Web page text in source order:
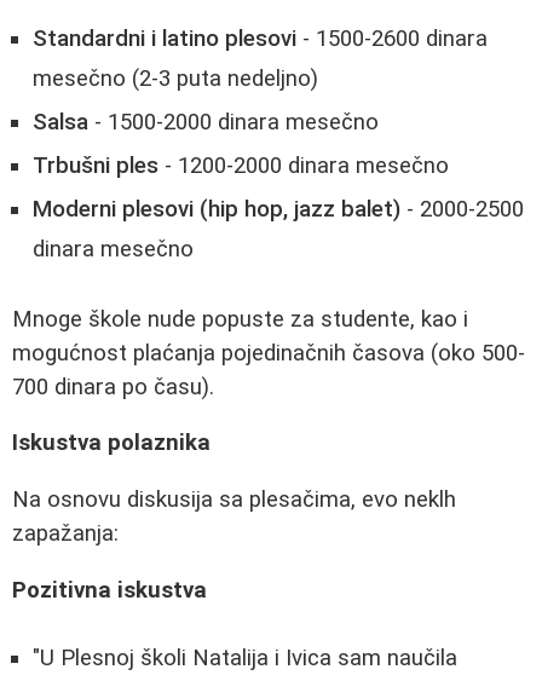
Standardni i latino plesovi - 1500-2600 dinara
mesečno (2-3 puta nedeljno)
Salsa - 1500-2000 dinara mesečno
Trbušni ples - 1200-2000 dinara mesečno
Moderni plesovi (hip hop, jazz balet) - 2000-2500
dinara mesečno
Mnoge škole nude popuste za studente, kao i
mogućnost plaćanja pojedinačnih časova (oko 500-
700 dinara po času).
Iskustva polaznika
Na osnovu diskusija sa plesačima, evo neklh
zapažanja:
Pozitivna iskustva
"U Plesnoj školi Natalija i Ivica sam naučila